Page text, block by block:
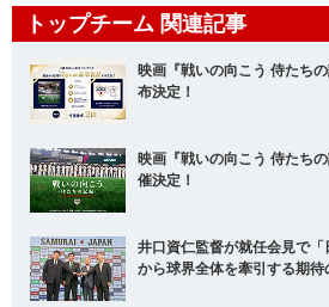
トップチーム 関連記事
映画『戦いの向こう 侍たち
布決定！
映画『戦いの向こう 侍たち
催決定！
井口資仁監督が就任会見で
から球界全体を牽引する期待